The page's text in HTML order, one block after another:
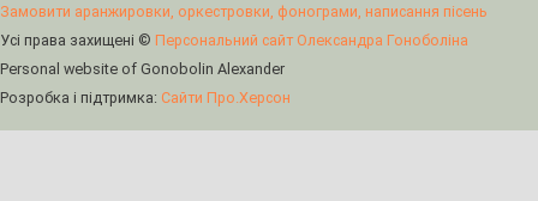
Замовити аранжировки, оркестровки, фонограми, написання пісень
Усі права захищені © Персональний сайт Олександра Гоноболіна
Personal website of Gonobolin Alexander
Розробка і підтримка: Сайти Про.Херсон